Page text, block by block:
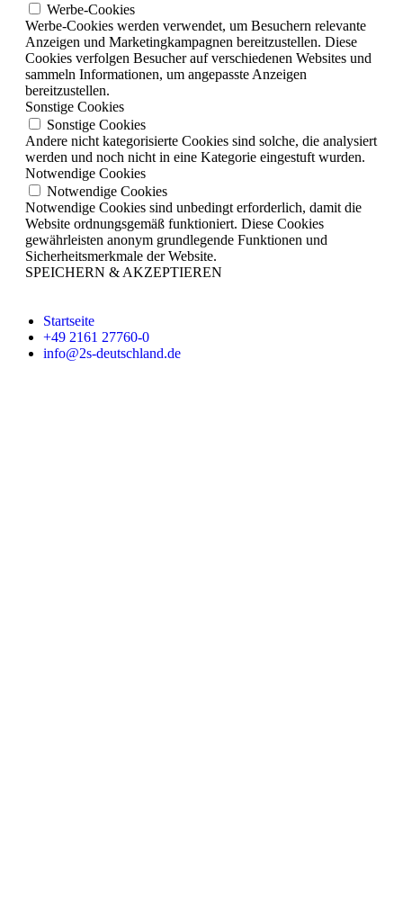
Werbe-Cookies
Werbe-Cookies werden verwendet, um Besuchern relevante
Anzeigen und Marketingkampagnen bereitzustellen. Diese
Cookies verfolgen Besucher auf verschiedenen Websites und
sammeln Informationen, um angepasste Anzeigen
bereitzustellen.
Sonstige Cookies
Sonstige Cookies
Andere nicht kategorisierte Cookies sind solche, die analysiert
werden und noch nicht in eine Kategorie eingestuft wurden.
Notwendige Cookies
Notwendige Cookies
Notwendige Cookies sind unbedingt erforderlich, damit die
Website ordnungsgemäß funktioniert. Diese Cookies
gewährleisten anonym grundlegende Funktionen und
Sicherheitsmerkmale der Website.
SPEICHERN & AKZEPTIEREN
Startseite
+49 2161 27760-0
info@2s-deutschland.de